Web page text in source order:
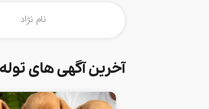
آخرین آگهی های